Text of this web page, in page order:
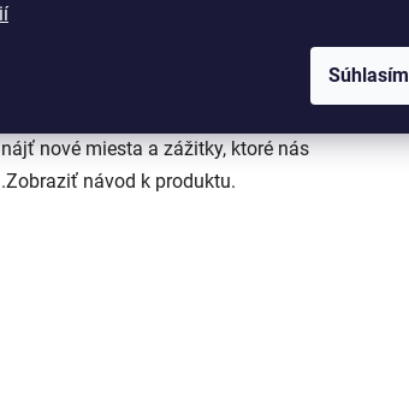
Súhlasím
chodom radiaceho systému odlišuje
komponentov. Nejedná sa o
komponentov. Reprezentuje
nové miesta a zážitky, ktoré nás
návod k produktu.